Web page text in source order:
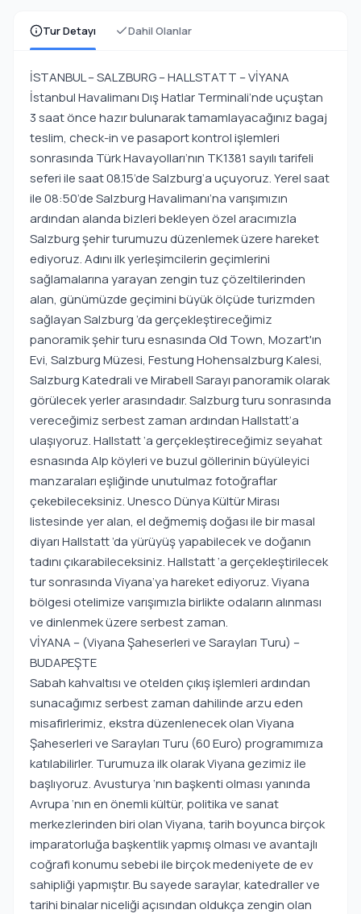
Tur Detayı Dahil Olanlar
İSTANBUL – SALZBURG – HALLSTATT – VİYANA
İstanbul Havalimanı Dış Hatlar Terminali’nde uçuştan
3 saat önce hazır bulunarak tamamlayacağınız bagaj
teslim, check-in ve pasaport kontrol işlemleri
sonrasında Türk Havayolları’nın TK1381 sayılı tarifeli
seferi ile saat 08.15’de Salzburg’a uçuyoruz. Yerel saat
ile 08:50’de Salzburg Havalimanı’na varışımızın
ardından alanda bizleri bekleyen özel aracımızla
Salzburg şehir turumuzu düzenlemek üzere hareket
ediyoruz. Adını ilk yerleşimcilerin geçimlerini
sağlamalarına yarayan zengin tuz çözeltilerinden
alan, günümüzde geçimini büyük ölçüde turizmden
sağlayan Salzburg ’da gerçekleştireceğimiz
panoramik şehir turu esnasında Old Town, Mozart'ın
Evi, Salzburg Müzesi, Festung Hohensalzburg Kalesi,
Salzburg Katedrali ve Mirabell Sarayı panoramik olarak
görülecek yerler arasındadır. Salzburg turu sonrasında
vereceğimiz serbest zaman ardından Hallstatt’a
ulaşıyoruz. Hallstatt ‘a gerçekleştireceğimiz seyahat
esnasında Alp köyleri ve buzul göllerinin büyüleyici
manzaraları eşliğinde unutulmaz fotoğraflar
çekebileceksiniz. Unesco Dünya Kültür Mirası
listesinde yer alan, el değmemiş doğası ile bir masal
diyarı Hallstatt ’da yürüyüş yapabilecek ve doğanın
tadını çıkarabileceksiniz. Hallstatt ‘a gerçekleştirilecek
tur sonrasında Viyana’ya hareket ediyoruz. Viyana
bölgesi otelimize varışımızla birlikte odaların alınması
ve dinlenmek üzere serbest zaman.
VİYANA – (Viyana Şaheserleri ve Sarayları Turu) –
BUDAPEŞTE
Sabah kahvaltısı ve otelden çıkış işlemleri ardından
sunacağımız serbest zaman dahilinde arzu eden
misafirlerimiz, ekstra düzenlenecek olan Viyana
Şaheserleri ve Sarayları Turu (60 Euro) programımıza
katılabilirler. Turumuza ilk olarak Viyana gezimiz ile
başlıyoruz. Avusturya ‘nın başkenti olması yanında
Avrupa ‘nın en önemli kültür, politika ve sanat
merkezlerinden biri olan Viyana, tarih boyunca birçok
imparatorluğa başkentlik yapmış olması ve avantajlı
coğrafi konumu sebebi ile birçok medeniyete de ev
sahipliği yapmıştır. Bu sayede saraylar, katedraller ve
tarihi binalar niceliği açısından oldukça zengin olan